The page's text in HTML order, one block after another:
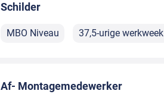
Schilder
MBO Niveau 37,5-urige werkweek
Af- Montagemedewerker